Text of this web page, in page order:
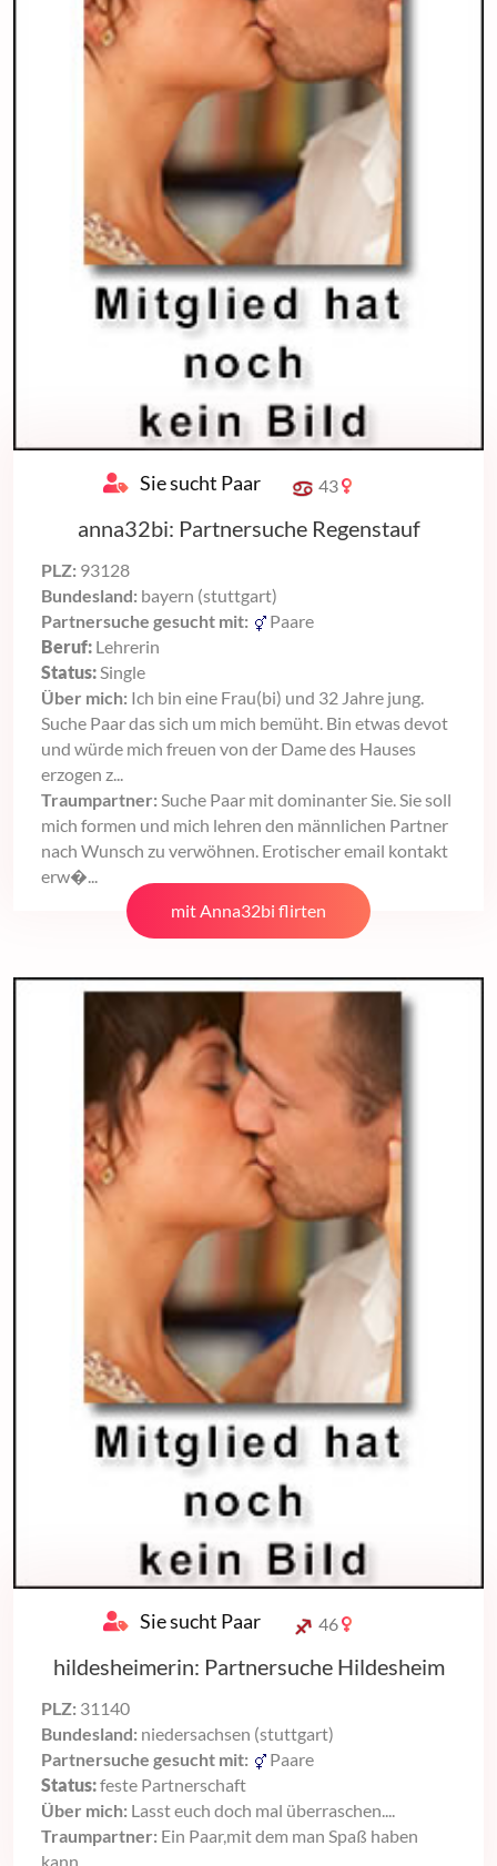
Sie sucht Paar 43
anna32bi: Partnersuche Regenstauf
PLZ: 93128
Bundesland: bayern (stuttgart)
Partnersuche gesucht mit:
Paare
Beruf: Lehrerin
Status:Single
Über mich: Ich bin eine Frau(bi) und 32 Jahre jung.
Suche Paar das sich um mich bemüht. Bin etwas devot
und würde mich freuen von der Dame des Hauses
erzogen z...
Traumpartner: Suche Paar mit dominanter Sie. Sie soll
mich formen und mich lehren den männlichen Partner
nach Wunsch zu verwöhnen. Erotischer email kontakt
erw�...
mit Anna32bi flirten
Sie sucht Paar 46
hildesheimerin: Partnersuche Hildesheim
PLZ: 31140
Bundesland: niedersachsen (stuttgart)
Partnersuche gesucht mit:
Paare
Status:feste Partnerschaft
Über mich: Lasst euch doch mal überraschen....
Traumpartner: Ein Paar,mit dem man Spaß haben
kann....